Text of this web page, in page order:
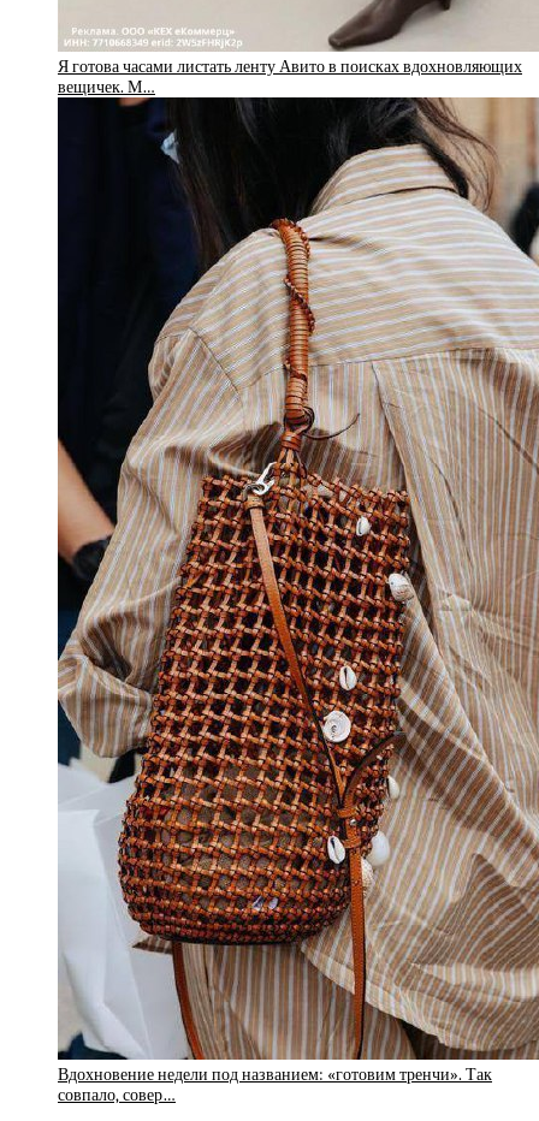
Я готова часами листать ленту Авито в поисках вдохновляющих
вещичек. М…
Вдохновение недели под названием: «готовим тренчи». Так
совпало, совер…